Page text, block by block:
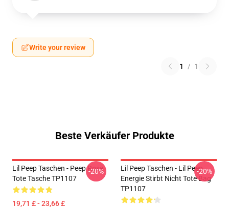
Write your review
1 / 1
Beste Verkäufer Produkte
Lil Peep Taschen - Peep Rose
Tote Tasche TP1107
19,71 £ - 23,66 £
-20%
Lil Peep Taschen - Lil Peep
Energie Stirbt Nicht Tote Bag
TP1107
-20%